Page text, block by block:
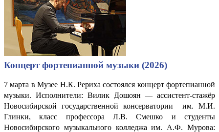
Концерт фортепианной музыки (2026)
7 марта в Музее Н.К. Рериха состоялся концерт фортепианной
музыки. Исполнители: Вилик Дошоян — ассистент-стажёр
Новосибирской государственной консерватории им. М.И.
Глинки, класс профессора Л.В. Смешко и студенты
Новосибирского музыкального колледжа им. А.Ф. Мурова: